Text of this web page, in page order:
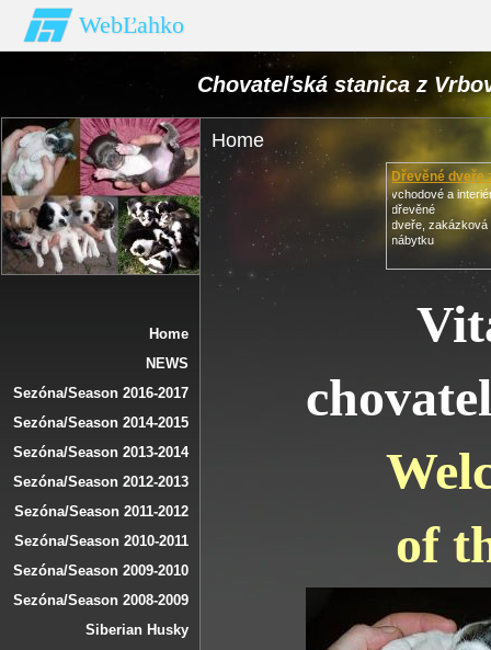
WebĽahko
Chovateľská stanica z
Home
NEWS
Sezóna/Season 2016-2017
Sezóna/Season 2014-2015
Sezóna/Season 2013-2014
Sezóna/Season 2012-2013
Sezóna/Season 2011-2012
Sezóna/Season 2010-2011
Sezóna/Season 2009-2010
Sezóna/Season 2008-2009
Siberian Husky
Home
Dřevěné dveře
vchodové a
dřevěné
dveře, zakázková
nábytku
of